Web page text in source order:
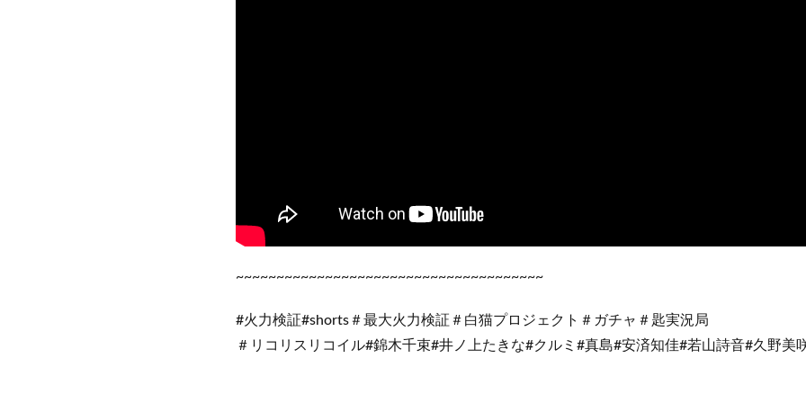
~~~~~~~~~~~~~~~~~~~~~~~~~~~~~~~~~~~~~~
#火力検証#shorts＃最大火力検証＃白猫プロジェクト＃ガチャ＃匙実況局
＃リコリスリコイル#錦木千束#井ノ上たきな#クルミ#真島#安済知佳#若山詩音#久野美